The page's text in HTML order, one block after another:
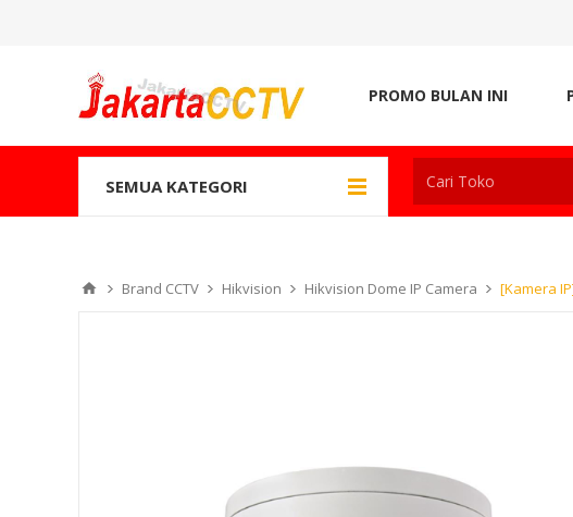
PROMO BULAN INI
SEMUA KATEGORI
Brand CCTV Hikvision Hikvision Dome IP Camera [Kamera